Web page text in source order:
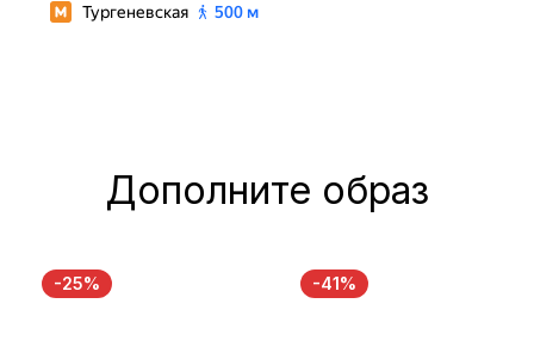
Дополните образ
-25% -41%